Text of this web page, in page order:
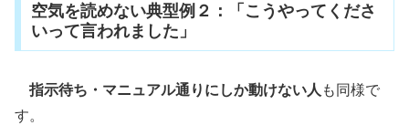
空気を読めない典型例２：「こうやってくださ
いって言われました」
指示待ち・マニュアル通りにしか動けない人 も同様で
す。